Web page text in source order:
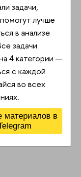
задачи,
лучше
в анализе
задачи
4 категории —
с каждой
во всех
материалов в